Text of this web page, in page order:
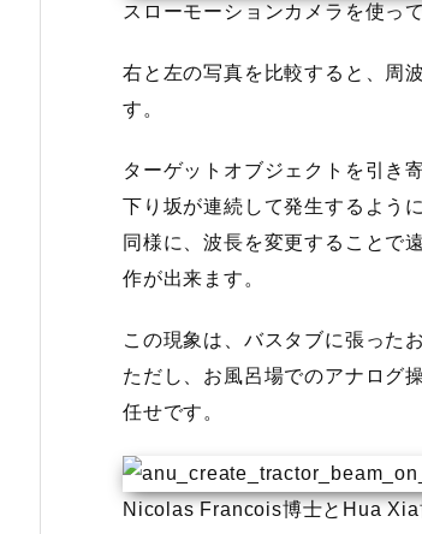
スローモーションカメラを使っ
右と左の写真を比較すると、周
す。
ターゲットオブジェクトを引き
下り坂が連続して発生するよう
同様に、波長を変更することで
作が出来ます。
この現象は、バスタブに張った
ただし、お風呂場でのアナログ
任せです。
Nicolas Francois博士とHua Xia